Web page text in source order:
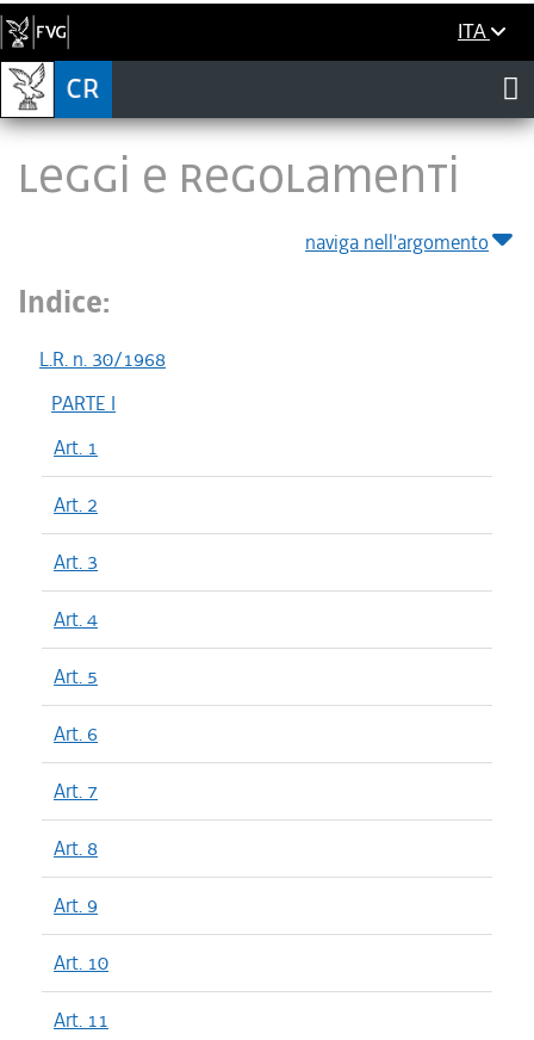
ITA
LEGGI E REGOLAMENTI
naviga nell'argomento
Indice:
L.R. n. 30/1968
PARTE I
Art. 1
Art. 2
Art. 3
Art. 4
Art. 5
Art. 6
Art. 7
Art. 8
Art. 9
Art. 10
Art. 11